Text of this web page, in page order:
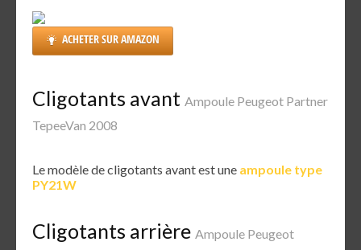
ACHETER SUR AMAZON
Cligotants avant Ampoule Peugeot Partner
TepeeVan 2008
Le modèle de cligotants avant est une ampoule type
PY21W
Cligotants arrière Ampoule Peugeot